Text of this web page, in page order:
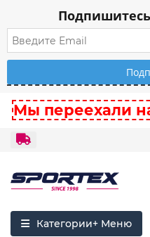
Мы переехали
Категории